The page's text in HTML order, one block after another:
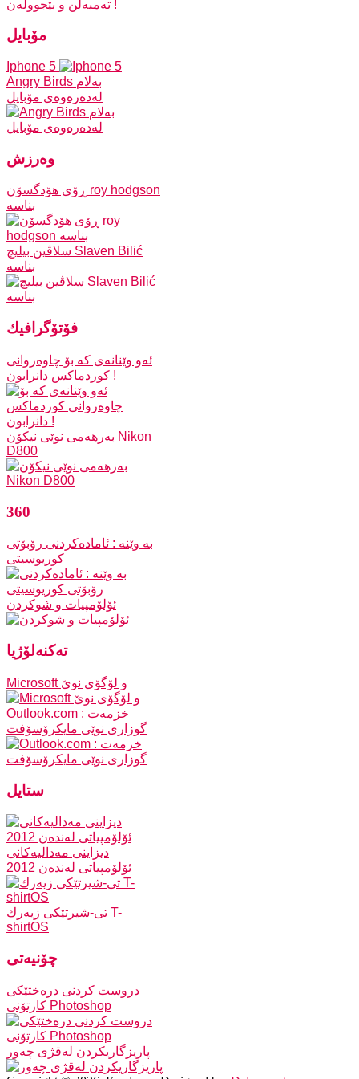
مۆبایل
Iphone 5
Angry Birds به‌لام
له‌ده‌ره‌وه‌ی مۆبایل
وه‌رزش
ڕۆی هۆدگسۆن roy hodgson
سلاڤین بیلیچ Slaven Bilić
فۆتۆگرافیك
ئه‌و وێنانه‌ی که‌ بۆ چاوه‌روانی
کوردماکس دانرابون !
به‌رهه‌می نوێی نیکۆن Nikon
D800
360
به‌ وێنه‌ : ئاماده‌کردنی رۆبۆتی
كوريوسيتی
ئۆلۆمپیات و شوکردن
ته‌کنه‌لۆژیا
Microsoft و لۆگۆی نوێ
Outlook.com : خزمه‌ت
گوزاری نوێی مایکرۆسۆفت
ستایل
دیزاینی مه‌دالیه‌کانی
ئۆلۆمپیاتی له‌نده‌ن 2012
تی-شیرتێکی زیه‌رك T-
shirtOS
چۆنیه‌تی
دروست كردنی درەختێكی
كارتۆنی Photoshop
پاریزگاریكردن له‌قژی چه‌ور